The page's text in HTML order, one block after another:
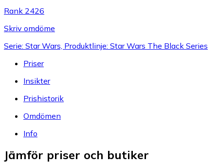
Rank 2426
Skriv omdöme
Serie: Star Wars, Produktlinje: Star Wars The Black Series
Priser
Insikter
Prishistorik
Omdömen
Info
Jämför priser och butiker